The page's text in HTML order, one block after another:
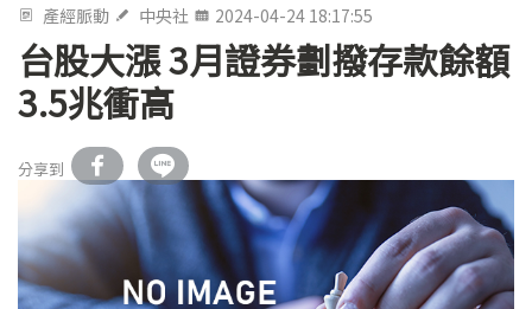
產經脈動 中央社 2024-04-24 18:17:55
台股大漲 3月證券劃撥存款餘額
3.5兆衝高
分享到